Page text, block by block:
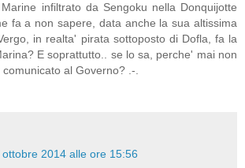
infiltrato da Sengoku nella Donquijotte
fa a non sapere, data anche la sua altissima
in realta' pirata sottoposto di Dofla, fa la
E soprattutto.. se lo sa, perche' mai non
al Governo? .-.
ottobre 2014 alle ore 15:56